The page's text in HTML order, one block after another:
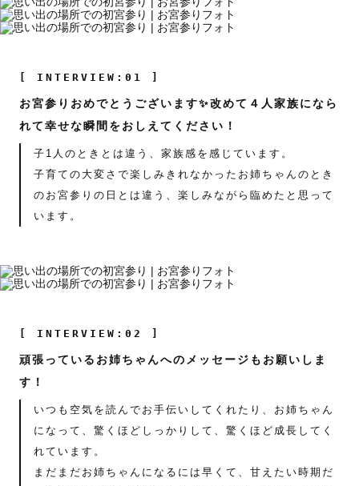
[ INTERVIEW:01 ]
お宮参りおめでとうございます✨改めて４人家族になら
れて幸せな瞬間をおしえてください！
子1人のときとは違う、家族感を感じています。
子育ての大変さで楽しみきれなかったお姉ちゃんのとき
のお宮参りの日とは違う、楽しみながら臨めたと思って
います。
[ INTERVIEW:02 ]
頑張っているお姉ちゃんへのメッセージもお願いしま
す！
いつも空気を読んでお手伝いしてくれたり、お姉ちゃん
になって、驚くほどしっかりして、驚くほど成長してく
れています。
まだまだお姉ちゃんになるには早くて、甘えたい時期だ